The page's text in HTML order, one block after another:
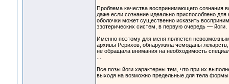
Проблема качества воспринимающего сознания
даже если сознание идеально приспособлено
оболочки может существенно исказить
эзотерических систем, в первую очередь — йоги.
Именно поэтому для меня является
архивы Рерихов, обнаружила чемоданы
не обращала внимания на необходимость
Все позы йоги характерны тем, что при их
выходя на возможно предельные для тела